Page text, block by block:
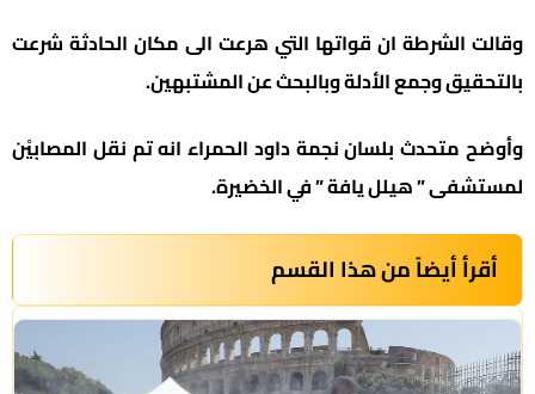
وقالت الشرطة ان قواتها التي هرعت الى مكان الحادثة شرعت
بالتحقيق وجمع الأدلة وبالبحث عن المشتبهين.
وأوضح متحدث بلسان نجمة داود الحمراء انه تم نقل المصابيْن
لمستشفى ” هيلل يافة ” في الخضيرة.
أقرأ أيضاً من هذا القسم